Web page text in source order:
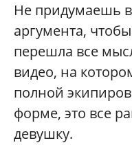
Не придумаешь
аргумента,
перешла все
видео, на
полной
форме, это все
девушку.